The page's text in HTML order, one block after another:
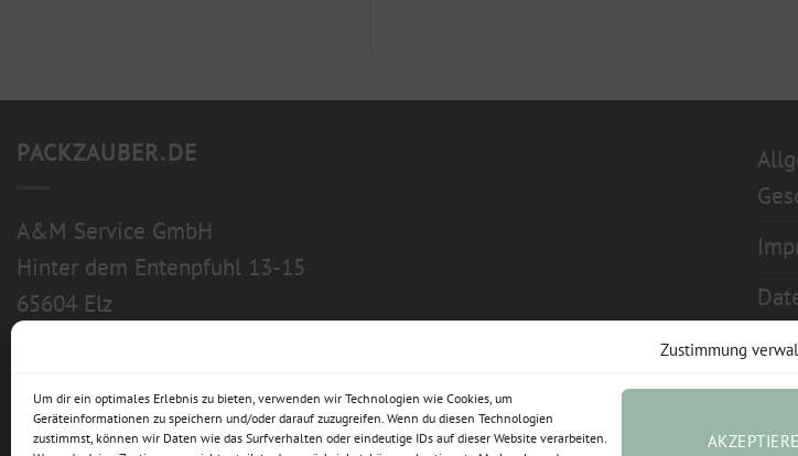
Zustimmung
Um dir ein optimales Erlebnis zu bieten, verwenden wir Technologien wie Cookies, um
Geräteinformationen zu speichern und/oder darauf zuzugreifen. Wenn du diesen Technologien
zustimmst, können wir Daten wie das Surfverhalten oder eindeutige IDs auf dieser Website verarbeiten.
PACKZAUBER.DE
A&M Service GmbH
Hinter dem Entenpfuhl 13-15
65604 Elz